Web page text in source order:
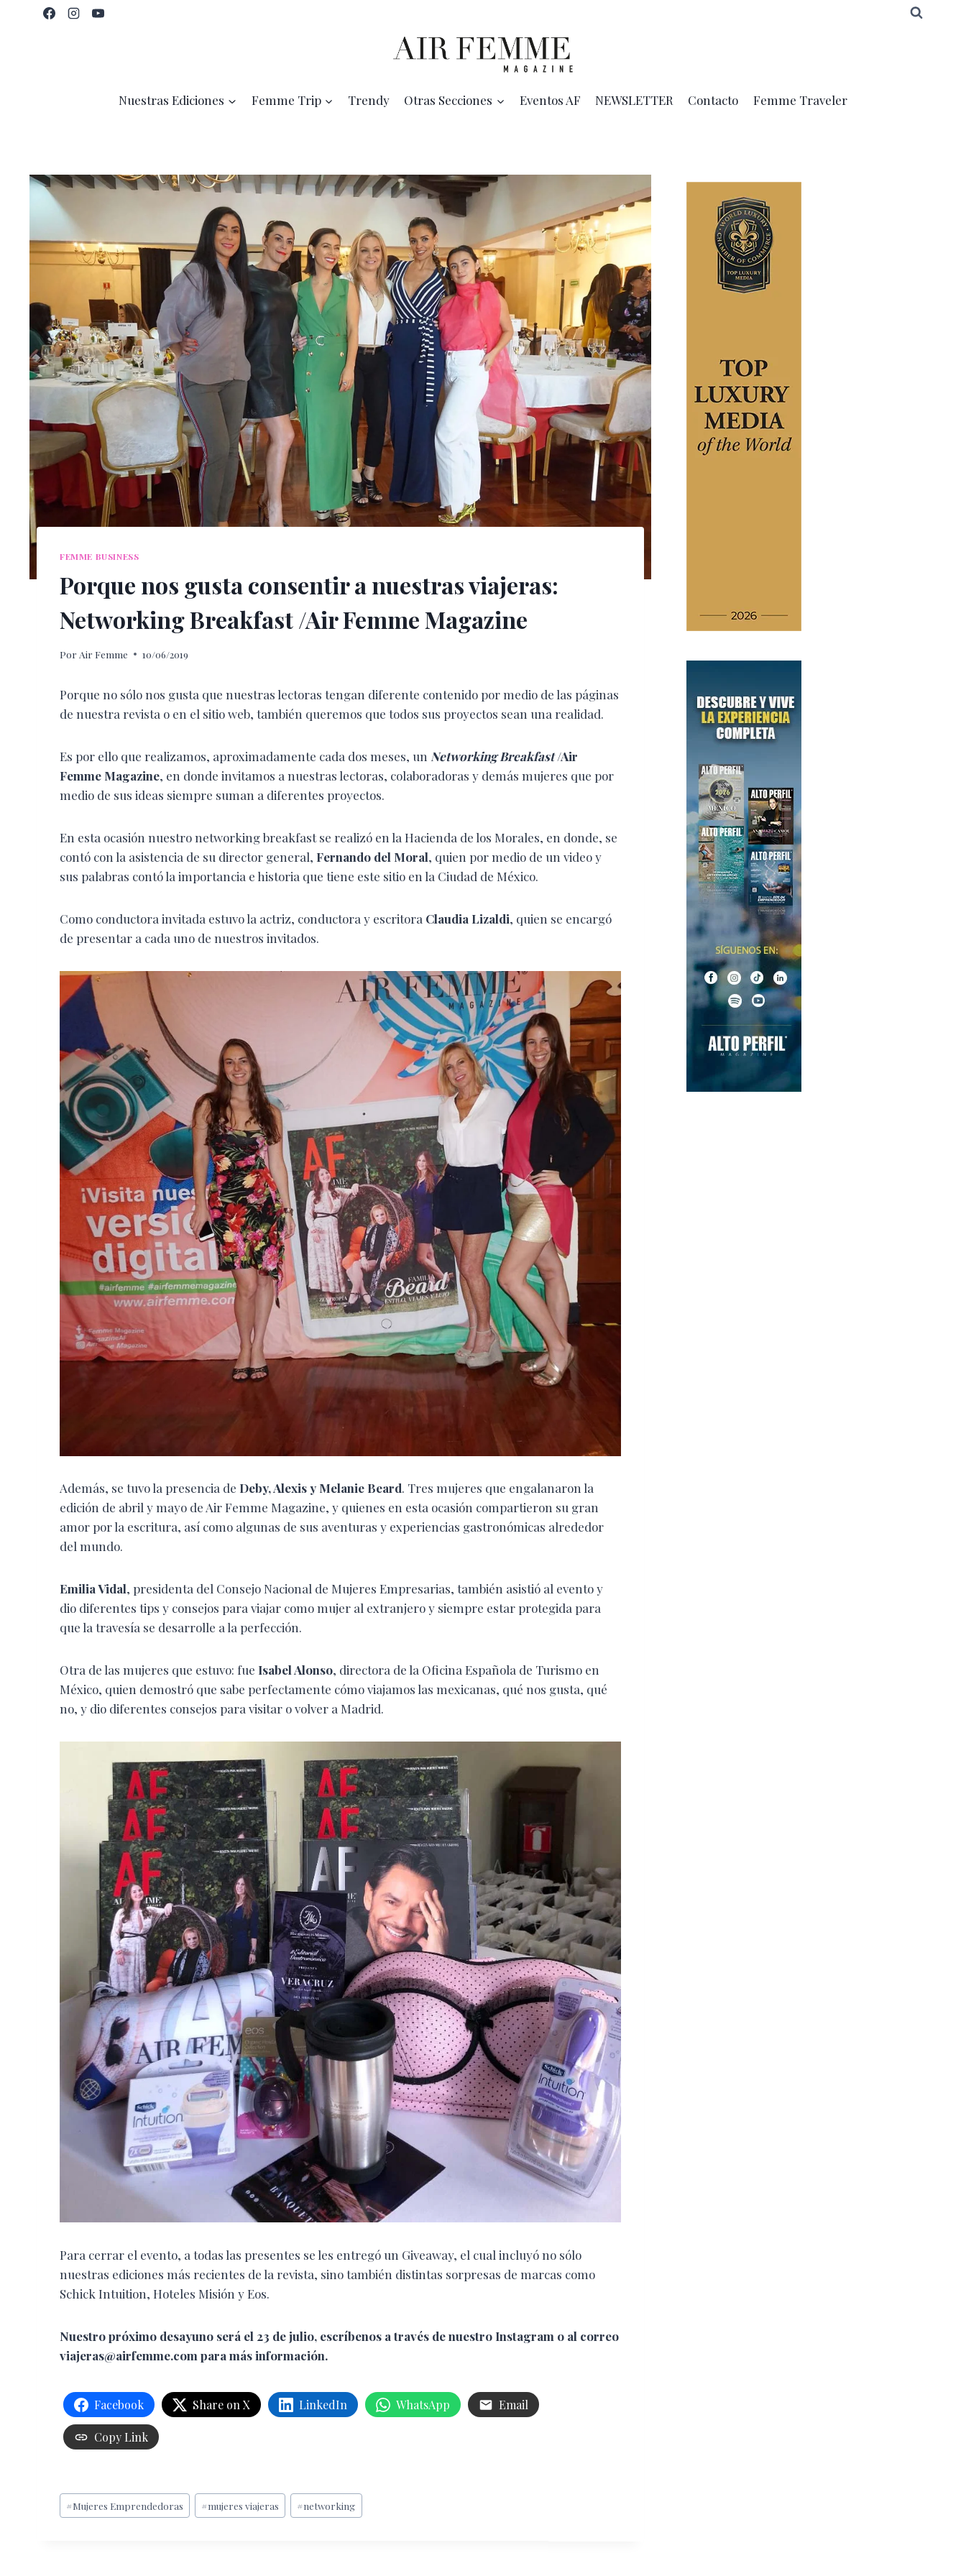
Nuestras Ediciones Femme Trip Trendy Otras Secciones Eventos AF NEWSLETTER Contacto Femme Traveler
FEMME BUSINESS
Porque nos gusta consentir a nuestras viajeras:
Networking Breakfast /Air Femme Magazine
Por Air Femme 10/06/2019
Porque no sólo nos gusta que nuestras lectoras tengan diferente contenido por medio de las páginas
de nuestra revista o en el sitio web, también queremos que todos sus proyectos sean una realidad.
Es por ello que realizamos, aproximadamente cada dos meses, un Networking Breakfast/Air
Femme Magazine, en donde invitamos a nuestras lectoras, colaboradoras y demás mujeres que por
medio de sus ideas siempre suman a diferentes proyectos.
En esta ocasión nuestro networking breakfast se realizó en la Hacienda de los Morales, en donde, se
contó con la asistencia de su director general, Fernando del Moral, quien por medio de un video y
sus palabras contó la importancia e historia que tiene este sitio en la Ciudad de México.
Como conductora invitada estuvo la actriz, conductora y escritora Claudia Lizaldi, quien se encargó
de presentar a cada uno de nuestros invitados.
Además, se tuvo la presencia de Deby, Alexis y Melanie Beard. Tres mujeres que engalanaron la
edición de abril y mayo de Air Femme Magazine, y quienes en esta ocasión compartieron su gran
amor por la escritura, así como algunas de sus aventuras y experiencias gastronómicas alrededor
del mundo.
Emilia Vidal, presidenta del Consejo Nacional de Mujeres Empresarias, también asistió al evento y
dio diferentes tips y consejos para viajar como mujer al extranjero y siempre estar protegida para
que la travesía se desarrolle a la perfección.
Otra de las mujeres que estuvo: fue Isabel Alonso, directora de la Oficina Española de Turismo en
México, quien demostró que sabe perfectamente cómo viajamos las mexicanas, qué nos gusta, qué
no, y dio diferentes consejos para visitar o volver a Madrid.
Para cerrar el evento, a todas las presentes se les entregó un Giveaway, el cual incluyó no sólo
nuestras ediciones más recientes de la revista, sino también distintas sorpresas de marcas como
Schick Intuition, Hoteles Misión y Eos.
Nuestro próximo desayuno será el 23 de julio, escríbenos a través de nuestro Instagram o al correo
viajeras@airfemme.com para más información.
Facebook Share on X LinkedIn WhatsApp Email
Copy Link
Etiquetas
de
#Mujeres Emprendedoras #mujeres viajeras #networking